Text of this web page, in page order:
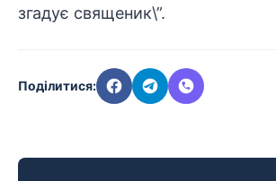
згадує священик\”.
Поділитися: